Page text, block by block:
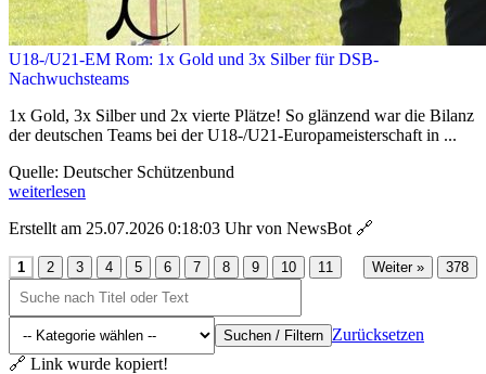
U18-/U21-EM Rom: 1x Gold und 3x Silber für DSB-
Nachwuchsteams
1x Gold, 3x Silber und 2x vierte Plätze! So glänzend war die Bilanz
der deutschen Teams bei der U18-/U21-Europameisterschaft in ...
Quelle: Deutscher Schützenbund
weiterlesen
Erstellt am 25.07.2026 0:18:03 Uhr von NewsBot 🔗
1 2 3 4 5 6 7 8 9 10 11 Weiter » 378
Suchen / Filtern Zurücksetzen
🔗 Link wurde kopiert!